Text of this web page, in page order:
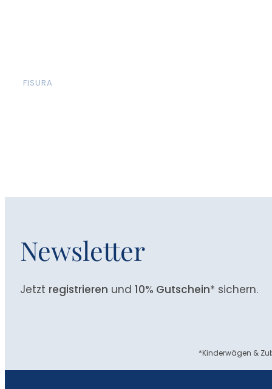
FISURA
Newsletter
Jetzt registrieren und 10% Gutschein* sichern.
*Kinderwägen &